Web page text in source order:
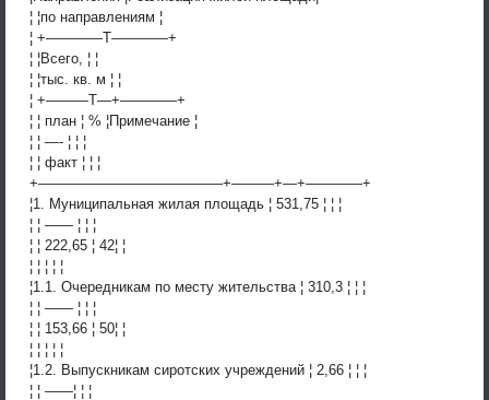
¦ ¦по направлениям ¦
¦ +————T————+
¦ ¦Всего, ¦ ¦
¦ ¦тыс. кв. м ¦ ¦
¦ +———T—+————+
¦ ¦ план ¦ % ¦Примечание ¦
¦ ¦ —- ¦ ¦ ¦
¦ ¦ факт ¦ ¦ ¦
+—————————————+———+—+————+
¦1. Муниципальная жилая площадь ¦ 531,75 ¦ ¦ ¦
¦ ¦ —— ¦ ¦ ¦
¦ ¦ 222,65 ¦ 42¦ ¦
¦ ¦ ¦ ¦ ¦
¦1.1. Очередникам по месту жительства ¦ 310,3 ¦ ¦ ¦
¦ ¦ —— ¦ ¦ ¦
¦ ¦ 153,66 ¦ 50¦ ¦
¦ ¦ ¦ ¦ ¦
¦1.2. Выпускникам сиротских учреждений ¦ 2,66 ¦ ¦ ¦
¦ ¦ ——¦ ¦ ¦